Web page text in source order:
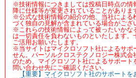
※技術情報につきましては投稿日時点の情
降に仕様等が変更されていることがありま
※公式な技術情報の紹介の他、当社による
づく独自の見解が含まれている場合がござ
※これらの技術情報によって被ったいかな
は一切責任を負わないものといたします。
ご活用お願いたします。
※当サイトはマイクロソフト社によるサポ
せん。パーソルクロステクノロジー株式会
のため、マイクロソフト社によるサポート
問い合わせ先にご確認ください。
【重要】マイクロソフト社のサポート